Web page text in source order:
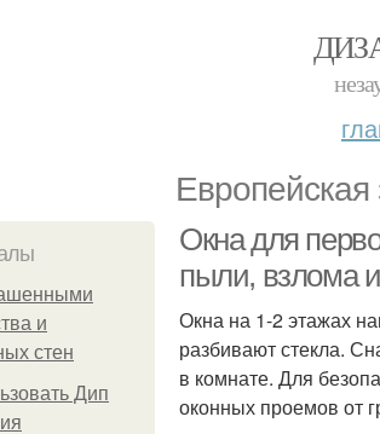
и
стен
Дип
Окна для
пыли, взлома
Окна на 1-2 этажах
разбивают стекла.
в комнате. Для
оконных проемов от